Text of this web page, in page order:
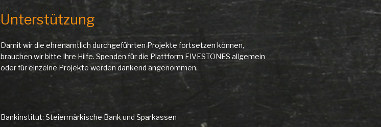
Unterstützung
Damit wir die ehrenamtlich durchgeführten Projekte fortsetzen können,
brauchen wir bitte Ihre Hilfe. Spenden für die Plattform FIVESTONES allgemein
oder für einzelne Projekte werden dankend angenommen.
Bankinstitut: Steiermärkische Bank und Sparkassen